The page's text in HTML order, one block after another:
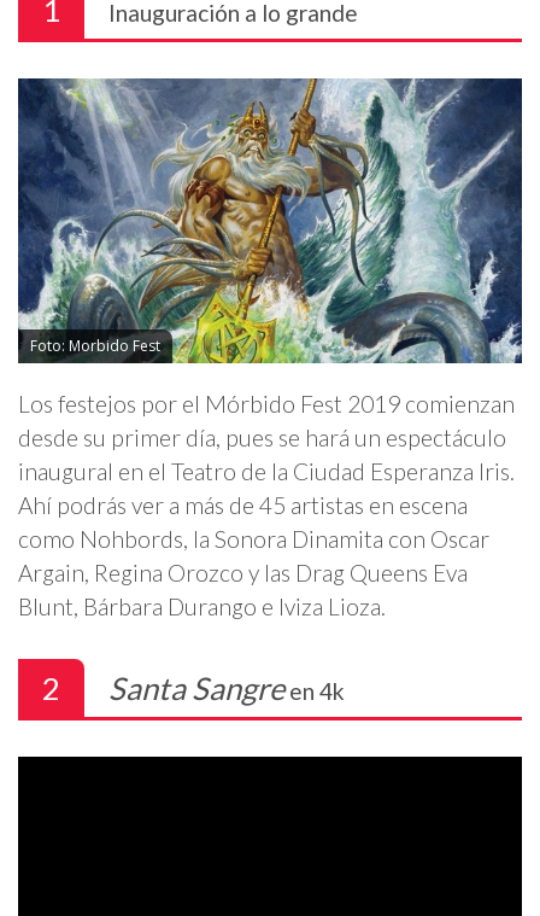
1 Inauguración a lo grande
Foto: Morbido Fest
Los festejos por el Mórbido Fest 2019 comienzan
desde su primer día, pues se hará un espectáculo
inaugural en el Teatro de la Ciudad Esperanza Iris.
Ahí podrás ver a más de 45 artistas en escena
como Nohbords, la Sonora Dinamita con Oscar
Argain, Regina Orozco y las Drag Queens Eva
Blunt, Bárbara Durango e Iviza Lioza.
2 Santa Sangreen 4k